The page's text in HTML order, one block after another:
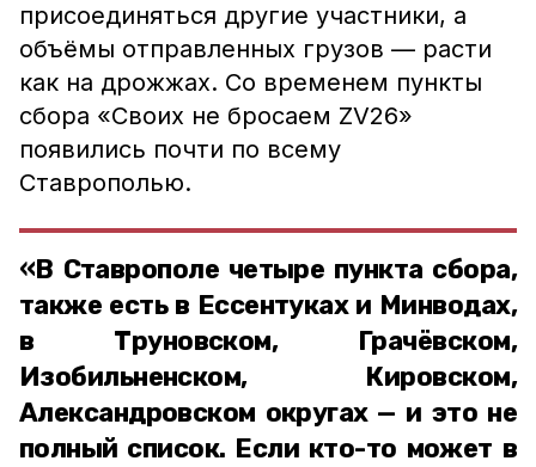
присоединяться другие участники, а
объёмы отправленных грузов — расти
как на дрожжах. Со временем пункты
сбора «Своих не бросаем ZV26»
появились почти по всему
Ставрополью.
«В Ставрополе четыре пункта сбора,
также есть в Ессентуках и Минводах,
в Труновском, Грачёвском,
Изобильненском, Кировском,
Александровском округах — и это не
полный список. Если кто-то может в